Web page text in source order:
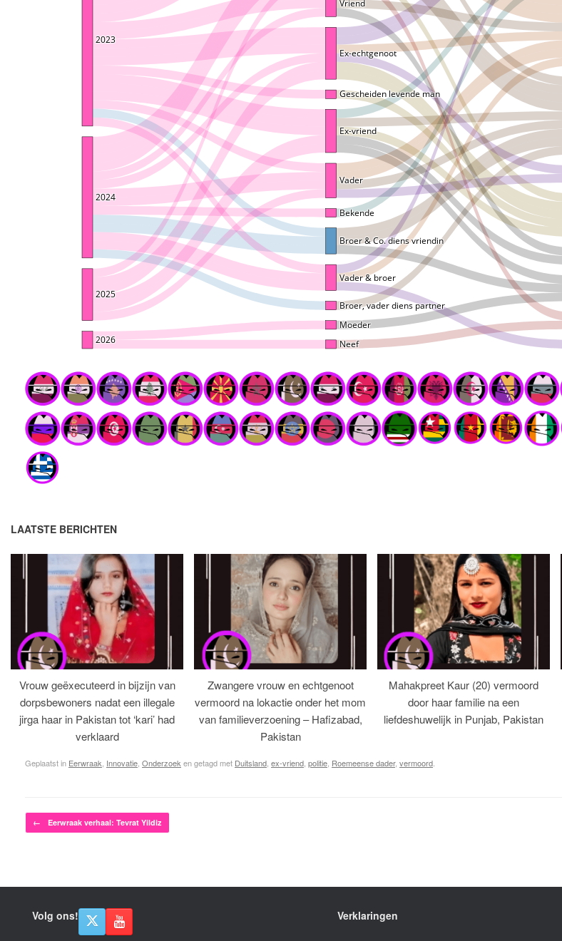
LAATSTE BERICHTEN
Vrouw geëxecuteerd in bijzijn van
dorpsbewoners nadat een illegale
jirga haar in Pakistan tot ‘kari’ had
verklaard
Zwangere vrouw en echtgenoot
vermoord na lokactie onder het mom
van familieverzoening – Hafizabad,
Pakistan
Mahakpreet Kaur (20) vermoord
door haar familie na een
liefdeshuwelijk in Punjab, Pakistan
Geplaatst in Eerwraak Innovatie Onderzoek en getagd met Duitsland ex-vriend politie Roemeense dader, vermoord
Bericht navigatie
← Eerwraak verhaal: Tevrat Yildiz
Volg ons! Verklaringen